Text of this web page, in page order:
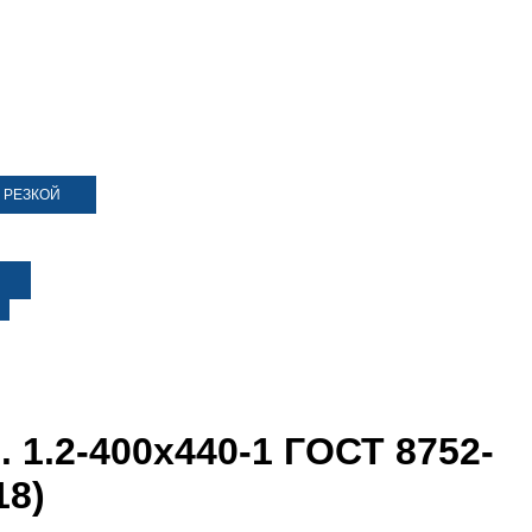
400х440-1 ГОСТ 8752-